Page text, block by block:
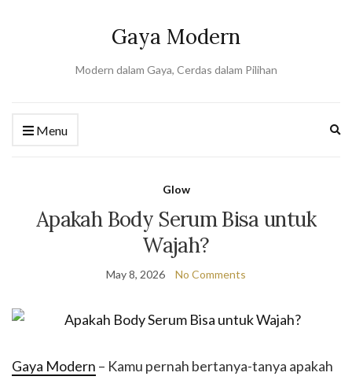
Gaya Modern
Modern dalam Gaya, Cerdas dalam Pilihan
Menu
Glow
Apakah Body Serum Bisa untuk
Wajah?
May 8, 2026 No Comments
Gaya Modern – Kamu pernah bertanya-tanya apakah